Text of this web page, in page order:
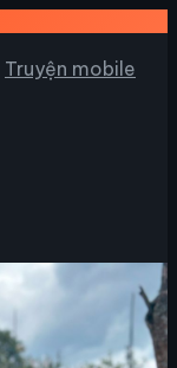
Truyện mobile